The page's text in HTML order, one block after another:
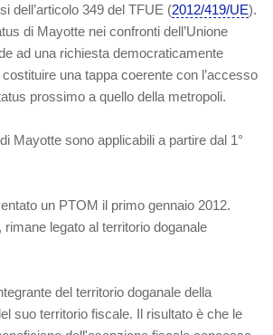
dell’articolo 349 del TFUE (2012/419/UE).
di Mayotte nei confronti dell’Unione
ad una richiesta democraticamente
una tappa coerente con l’accesso
prossimo a quello della metropoli.
Mayotte sono applicabili a partire dal 1°
un PTOM il primo gennaio 2012.
rimane legato al territorio doganale
del territorio doganale della
suo territorio fiscale. Il risultato è che le